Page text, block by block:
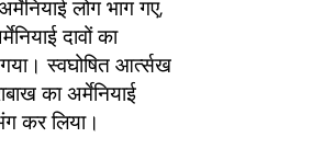
लोग भाग गए,
दावों का
स्वघोषित आर्त्सख
का अर्मेनियाई
कर लिया।